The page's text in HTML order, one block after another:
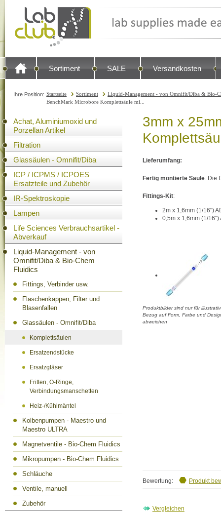
Sortiment SALE Versandkosten
Ihre Position: Startseite Sortiment
Liquid-Management - von Omnifit/Diba & Bio-
BenchMark Microbore Komplettsäule mi...
Achat, Aluminiumoxid und
Porzellan Artikel
Filtration
Glassäulen - Omnifit/Diba
ICP / ICPMS / ICPOES
Ersatzteile und Zubehör
IR-Spektroskopie
Lampen
Life Sciences Verbrauchsartikel -
Abverkauf
Liquid-Management - von
Omnifit/Diba & Bio-Chem
Fluidics
Fittings, Verbinder usw.
Flaschenkappen, Filter und
Blasenfallen
Glassäulen - Omnifit/Diba
Komplettsäulen
Ersatzendstücke
Ersatzgläser
Fritten, O-Ringe,
Verbindungsmanschetten
Heiz-/Kühlmäntel
Kolbenpumpen - Maestro und
Maestro ULTRA
Magnetventile - Bio-Chem Fluidics
Mikropumpen - Bio-Chem Fluidics
Schläuche
Ventile, manuell
Zubehör
3mm x
Lieferumfang:
Fertig montierte Säule. Die
Fittings-Kit:
2m x 1,6mm (1/16")
0,5m x 1,6mm (1/
Produktbilder sind nur für
Bezug auf Form, Farbe und
abweichen
Bewertung: Produkt